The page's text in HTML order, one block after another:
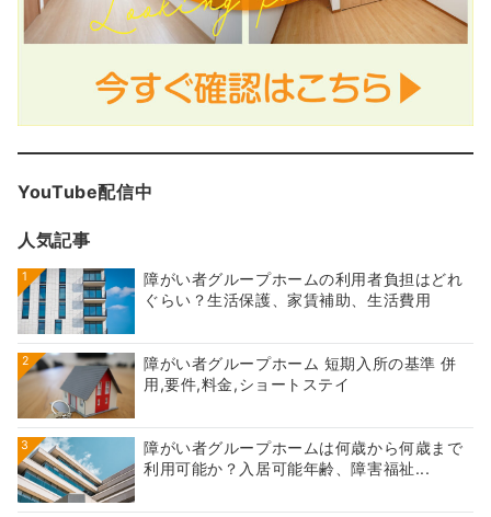
YouTube配信中
人気記事
1
障がい者グループホームの利用者負担はどれ
ぐらい？生活保護、家賃補助、生活費用
2
障がい者グループホーム 短期入所の基準 併
用,要件,料金,ショートステイ
3
障がい者グループホームは何歳から何歳まで
利用可能か？入居可能年齢、障害福祉...